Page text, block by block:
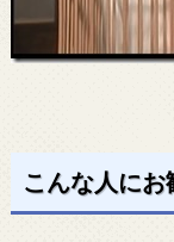
こんな人にお